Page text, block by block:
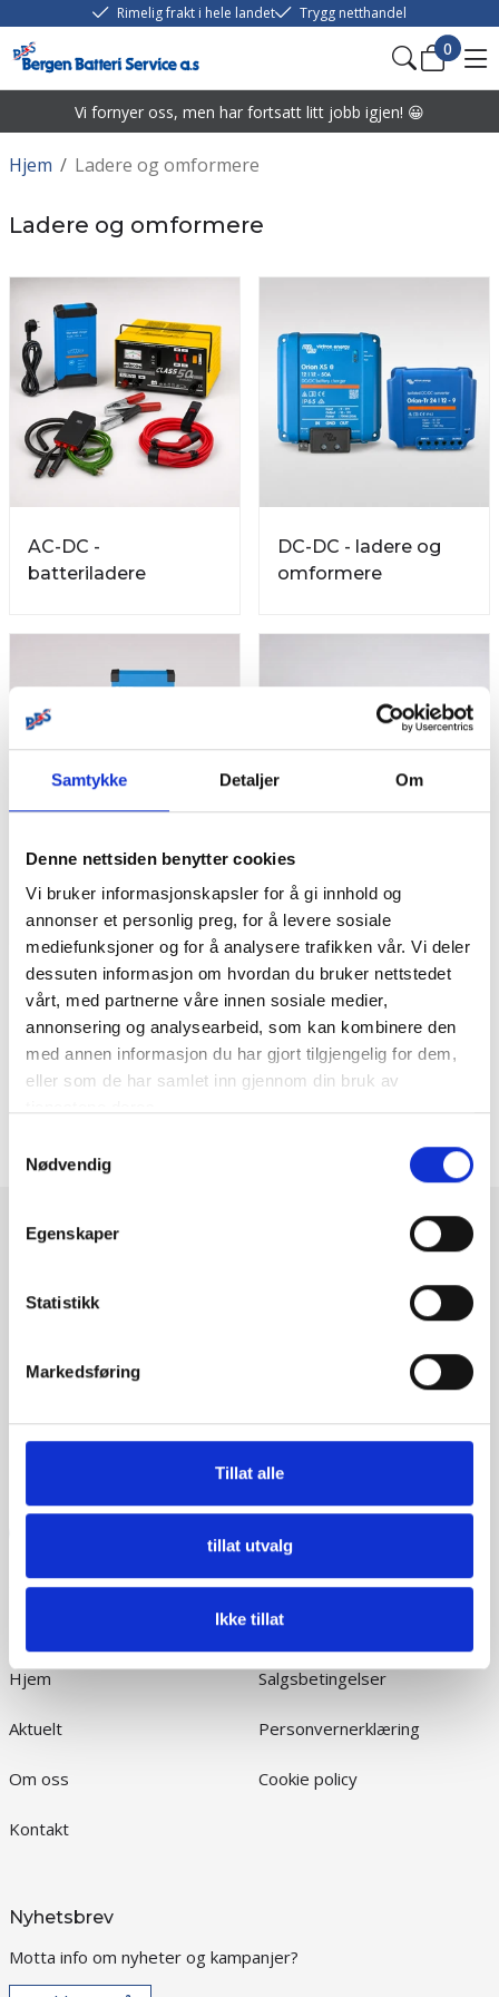
Samtykke Detaljer Om
Denne nettsiden benytter cookies
Vi bruker informasjonskapsler for å gi innhold og
annonser et personlig preg, for å levere sosiale
mediefunksjoner og for å analysere trafikken vår. Vi deler
dessuten informasjon om hvordan du bruker nettstedet
vårt, med partnerne våre innen sosiale medier,
annonsering og analysearbeid, som kan kombinere den
med annen informasjon du har gjort tilgjengelig for dem,
eller som de har samlet inn gjennom din bruk av
Nødvendig
Egenskaper
Statistikk
Markedsføring
Tillat alle
tillat utvalg
Ikke tillat
Rimelig frakt i hele landet Trygg netthandel
0
Vi fornyer oss, men har fortsatt litt jobb igjen! 😀
/
Hjem Ladere og omformere
Ladere og omformere
AC-DC -
batteriladere
DC-DC - ladere og
omformere
Invertere Andre ladere
Ingen filter Vis kun på lager
Ingen produkt som er tilgjengelige for kjøp funnet
Betaling
Frakt
Følg oss på sosiale medier
Hjem
Aktuelt
Om oss
Kontakt
Salgsbetingelser
Personvernerklæring
Cookie policy
Nyhetsbrev
Motta info om nyheter og kampanjer?